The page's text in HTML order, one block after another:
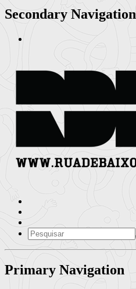
Secondary Navigation
Primary Navigation